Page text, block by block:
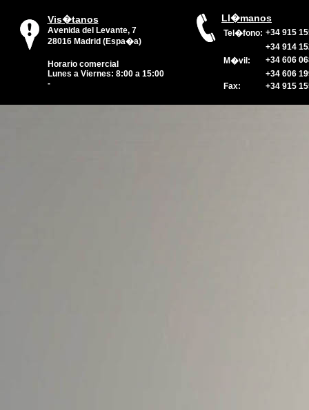
Vis�tanos
Avenida del Levante, 7
28016 Madrid (Espa�a)
Horario comercial
Lunes a Viernes: 8:00 a 15:00
-
Ll�manos
Tel�fono: +34 915
+34 914
M�vil:
+34 606
+34 606
Fax:
+34 915